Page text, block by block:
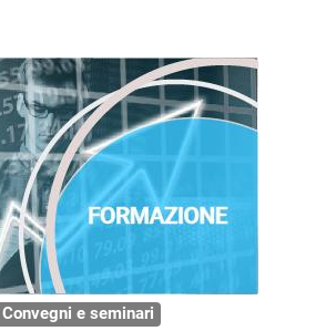
Convegni e seminari